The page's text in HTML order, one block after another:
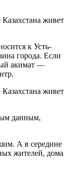
к Усть-
города. Если
акимат —
данным,
А в середине
жителей, дома